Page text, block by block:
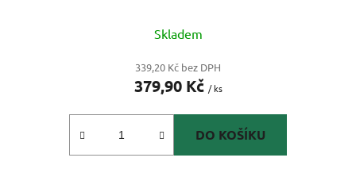
Skladem
339,20 Kč bez DPH
379,90 Kč / ks
DO KOŠÍKU